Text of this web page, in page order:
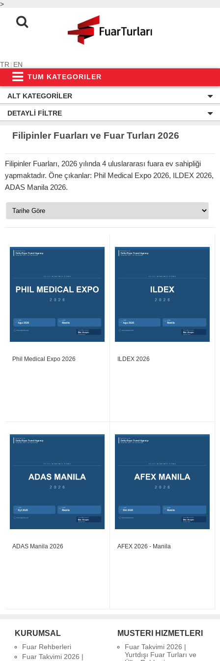
>
TR | EN
TUM KATEGORILER
ALT KATEGORILER
DETAYLI FILTRE
Filipinler Fuarları ve Fuar Turları 2026
Filipinler Fuarları, 2026 yılında 4 uluslararası fuara ev sahipliği
yapmaktadır. Öne çıkanlar: Phil Medical Expo 2026, ILDEX 2026,
ADAS Manila 2026.
Phil Medical Expo 2026 ILDEX 2026
ADAS Manila 2026 AFEX 2026 - Manila
KURUMSAL
Fuar Rehberleri
Fuar Takvimi 2026 |
MUSTERI HIZMETLERI
Fuar Takvimi 2026 |
Yurtdışı Fuar Turları ve